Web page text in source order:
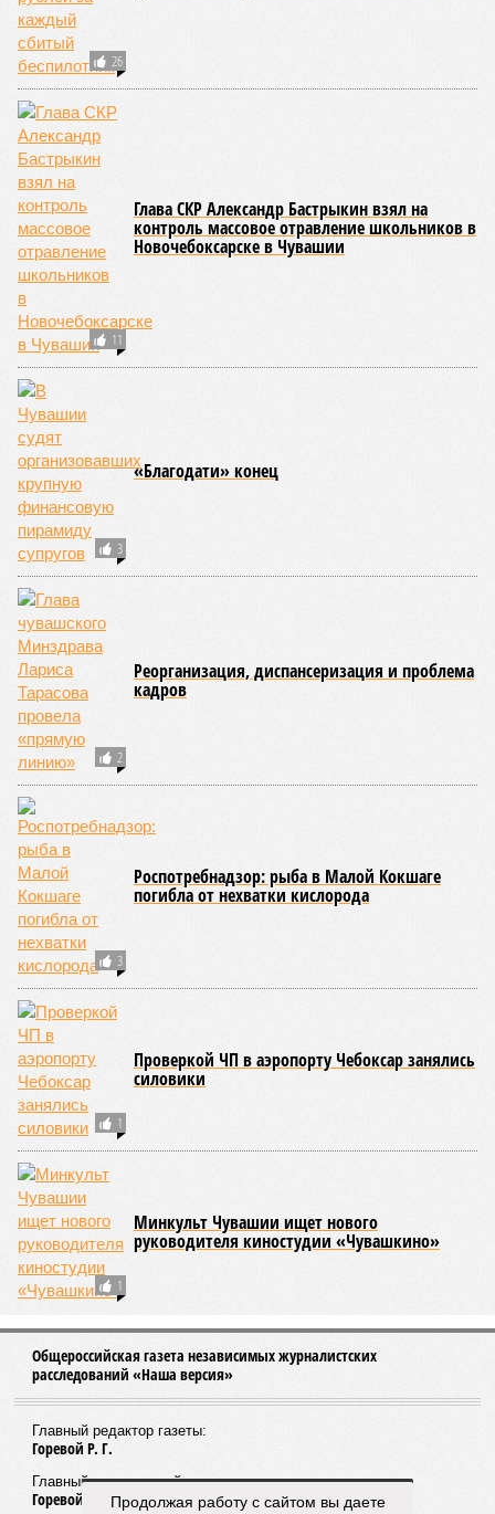
26
11
Глава СКР Александр Бастрыкин взял на
контроль массовое отравление школьников в
Новочебоксарске в Чувашии
3
«Благодати» конец
2
Реорганизация, диспансеризация и проблема
кадров
3
Роспотребнадзор: рыба в Малой Кокшаге
погибла от нехватки кислорода
1
Проверкой ЧП в аэропорту Чебоксар занялись
силовики
1
Минкульт Чувашии ищет нового
руководителя киностудии «Чувашкино»
Общероссийская газета независимых журналистских
расследований «Наша версия»
Главный редактор газеты:
Горевой Р. Г.
Главный редактор сайта:
Горевой Р. Г.Продолжая работу с сайтом вы даете